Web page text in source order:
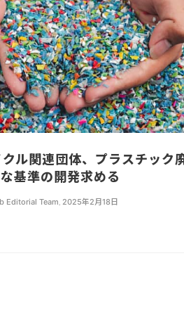
ル関連団体、プラスチック
基準の開発求める
Editorial Team 2025年2月18日